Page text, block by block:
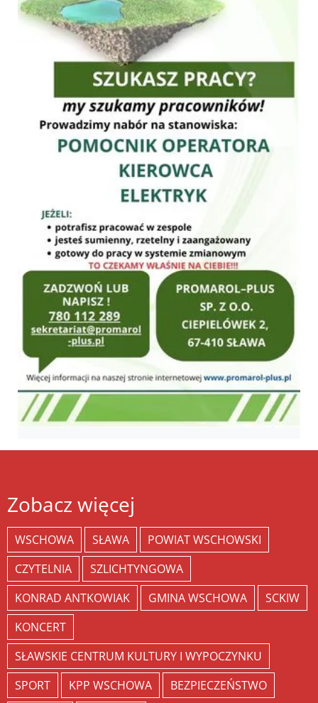
Zobacz więcej
WSCHOWA SŁAWA
POWIAT WSCHOWSKI
CZYTELNIA
SZLICHTYNGOWA
KONRAD ANTKOWIAK
GMINA WSCHOWA
SCKIW
KONCERT
SŁAWSKIE CENTRUM KULTURY I WYPOCZYNKU
SPORT
KPP WSCHOWA
BEZPIECZEŃSTWO